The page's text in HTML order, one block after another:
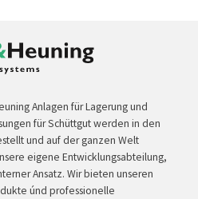
Anlagen für Lagerung und
für Schüttgut werden in den
und auf der ganzen Welt
eigene Entwicklungsabteilung,
Ansatz. Wir bieten unseren
únd professionelle